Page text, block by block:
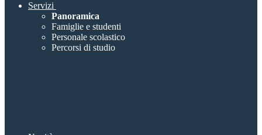
Servizi
Panoramica
Famiglie e studenti
Personale scolastico
Percorsi di studio